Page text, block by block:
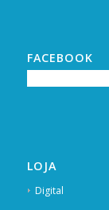
FACEBOOK
LOJA
Digital